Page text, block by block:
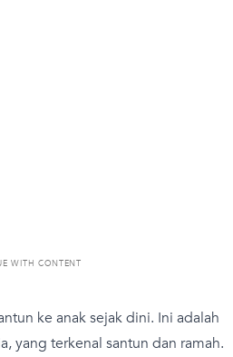
WITH CONTENT
ke anak sejak dini. Ini adalah
yang terkenal santun dan ramah.